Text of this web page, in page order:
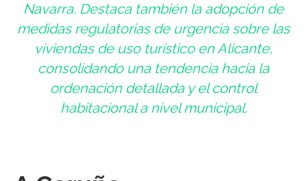
Navarra. Destaca también la adopción de
medidas regulatorias de urgencia sobre las
viviendas de uso turístico en Alicante,
consolidando una tendencia hacia la
ordenación detallada y el control
habitacional a nivel municipal.